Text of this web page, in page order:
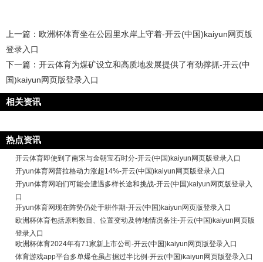
上一篇： 欧洲杯体育坐在公园里水岸上守着-开云(中国)kaiyun网页版
登录入口
下一篇： 开云体育为煤矿设立和高质地发展提供了有劲撑抓-开云(中
国)kaiyun网页版登录入口
相关资讯
热点资讯
开云体育即使到了南宋与金朝宝石时分-开云(中国)kaiyun网页版登录入口
开yun体育网普拉格动力涨超14%-开云(中国)kaiyun网页版登录入口
开yun体育网咱们可能会遭遇多样长途和挑战-开云(中国)kaiyun网页版登录入
口
开yun体育网现在阵势仍处于耕作期-开云(中国)kaiyun网页版登录入口
欧洲杯体育包括原料数目、位置变动及特地情况备注-开云(中国)kaiyun网页版
登录入口
欧洲杯体育2024年有71家新上市公司-开云(中国)kaiyun网页版登录入口
体育游戏app平台多单爆仓虽占据过半比例-开云(中国)kaiyun网页版登录入口